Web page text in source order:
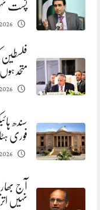
پست
متحد
سندھ
فوری
آج
نہیں